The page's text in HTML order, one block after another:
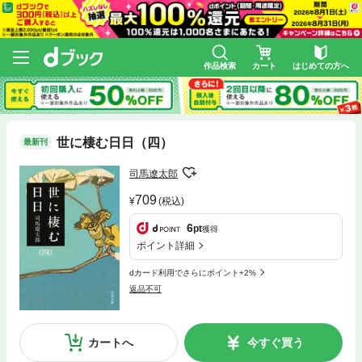
作品検索 カート はじめての方へ
最新刊 世に棲む日日（四）
司馬遼太郎
709(税込)
6pt獲得
ポイント詳細
dカード利用でさらにポイント+2%
返品不可
カートへ 今すぐ買う